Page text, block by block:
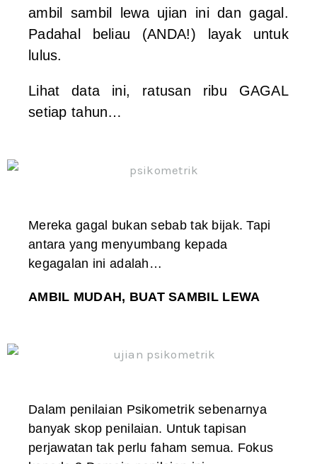
ambil sambil lewa ujian ini dan gagal.
Padahal beliau (ANDA!) layak untuk
lulus.
Lihat data ini, ratusan ribu GAGAL
setiap tahun…
Mereka gagal bukan sebab tak bijak. Tapi
antara yang menyumbang kepada
kegagalan ini adalah…
AMBIL MUDAH, BUAT SAMBIL LEWA
Dalam penilaian Psikometrik sebenarnya
banyak skop penilaian. Untuk tapisan
perjawatan tak perlu faham semua. Fokus